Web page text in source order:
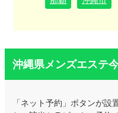
沖縄県メンズエステ
「ネット予約」ボタンが